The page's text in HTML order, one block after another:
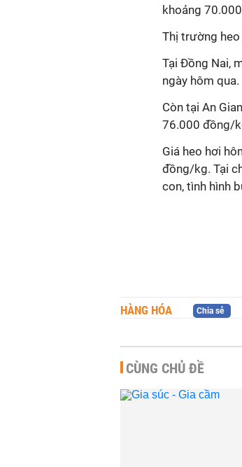
khoảng
Thị trường heo
Tại Đồng Nai,
ngày hôm qua.
Còn tại An
76.000 đồng/
Giá heo hơi
đồng/kg. Tại
con, tình hình
HÀNG HÓA Chia sẻ
CÙNG CHỦ ĐỀ
Giá thực